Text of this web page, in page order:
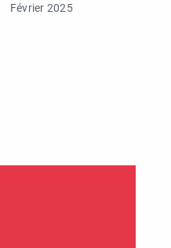
Février 2025